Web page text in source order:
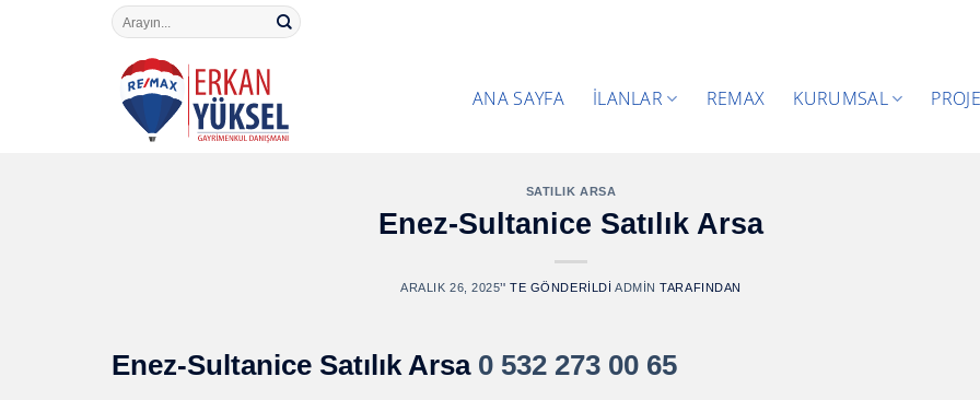
Search
for:
ANA SAYFA İLANLAR REMAX KURUMSAL
SATILIK ARSA
Enez-Sultanice Satılık Arsa
ARALIK 26, 2025’' TE GÖNDERILDI ADMIN TARAFINDAN
Enez-Sultanice Satılık Arsa 0 532 273 00 65